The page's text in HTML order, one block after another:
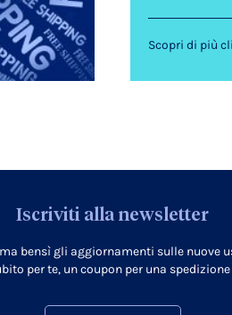
Scopri di più
Iscriviti alla newsletter
bensì gli aggiornamenti sulle nuove
per te, un coupon per una